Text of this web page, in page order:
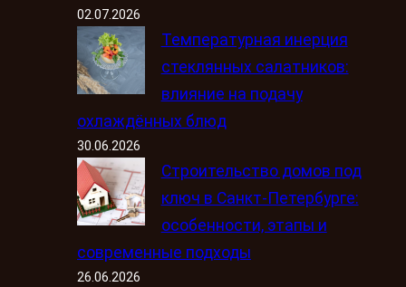
02.07.2026
Температурная инерция
стеклянных салатников:
влияние на подачу
охлаждённых блюд
30.06.2026
Строительство домов под
ключ в Санкт-Петербурге:
особенности, этапы и
современные подходы
26.06.2026